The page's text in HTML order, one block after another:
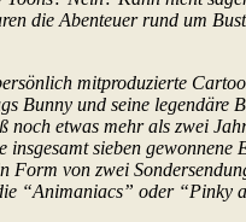
die Abenteuer rund um
mitproduzierte
Bunny und seine
noch etwas mehr als zwei
sieben
von zwei
“Animaniacs” oder